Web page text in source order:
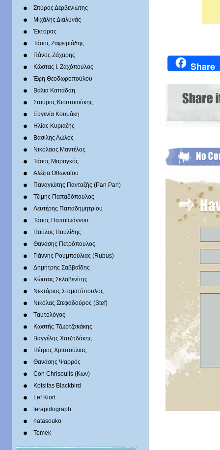
Σπύρος Δερβενιώτης
Mιχάλης Διαλυνάς
Έκτορας
Τάσος Ζαφειριάδης
Πάνος Ζάχαρης
Κώστας Ι. Ζαχόπουλoς
Έφη Θεοδωροπούλου
Βάλια Καπάδαη
Σταύρος Κιουτσιούκης
Ευγενία Κουμάκη
Ηλίας Κυριαζής
Βασίλης Λώλος
Νικόλαος Μαντέλος
Τάσος Μαραγκός
Αλέξια Οθωναίου
Παναγιώτης Πανταζής (Pan Pan)
Τζίμης Παπαδόπουλος
Λευτέρης Παπαδημητρίου
Τάσος Παπαϊωάννου
Παύλος Παυλίδης
Θανάσης Πετρόπουλος
Γιάννης Ρουμπούλιας (Rubus)
Δημήτρης Σαββαΐδης
Κώστας Σκλαβενίτης
Νεκτάριος Σταματόπουλος
Νικόλας Στεφαδούρος (Stef)
Tαυτολόγος
Κωστής Τζωρτζακάκης
Βαγγέλης Χατζηδάκης
Πέτρος Χριστούλιας
Θανάσης Ψαρρός
Con Chrisoulis (Κων)
Kotsifas Blackbird
Lef Kiort
lerapidograph
natasouko
Tomek
Share